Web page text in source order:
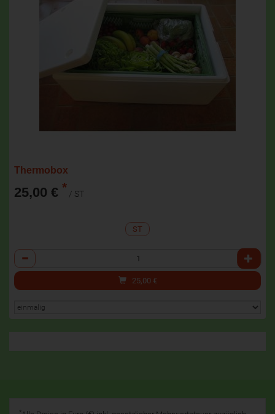
Thermobox
25,00 € * / ST
ST
Anzahl
25,00 €
*